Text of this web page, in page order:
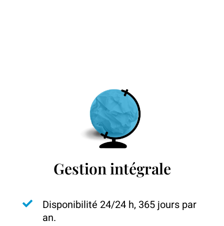
Gestion intégrale
Disponibilité 24/24 h, 365 jours par
an.